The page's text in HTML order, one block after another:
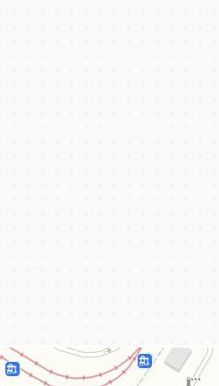
КёнигКлимат
Кондиционеры в Калининграде
Установка кондиционеров в Калининграде